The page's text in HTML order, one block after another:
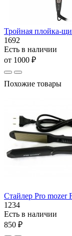
Тройная плойка-
1692
Есть в наличии
от 1000 ₽
Похожие товары
Стайлер Pro mozer
1234
Есть в наличии
850 ₽